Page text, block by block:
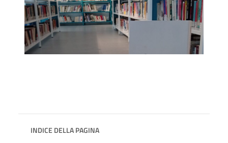
INDICE DELLA PAGINA